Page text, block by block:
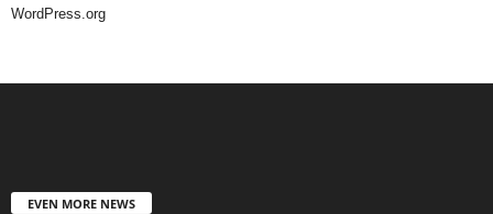
WordPress.org
EVEN MORE NEWS